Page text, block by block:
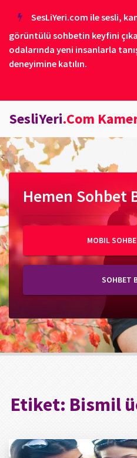
SesLiYeri.com ile sesli,
görüntülü sohbetin keyfini
odalarında yeni insanlarla
deneyimine katılın.
SesliYeri.Com
Hemen Sohbet
MOBIL
SOHBET
Etiket: Bismil